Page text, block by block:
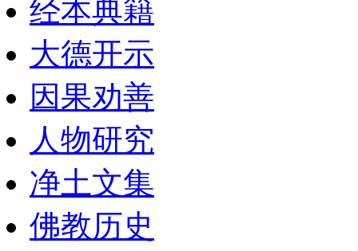
经本典籍
大德开示
因果劝善
人物研究
净土文集
佛教历史